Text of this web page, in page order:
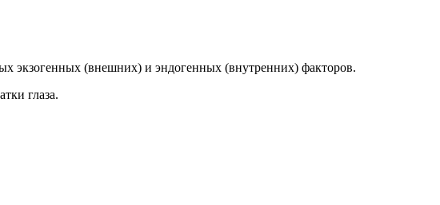
экзогенных (внешних) и эндогенных (внутренних) факторов.
глаза.